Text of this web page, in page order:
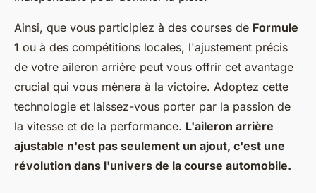
Ainsi, que vous participiez à des courses de Formule
1 ou à des compétitions locales, l'ajustement précis
de votre aileron arrière peut vous offrir cet avantage
crucial qui vous mènera à la victoire. Adoptez cette
technologie et laissez-vous porter par la passion de
la vitesse et de la performance. L'aileron arrière
ajustable n'est pas seulement un ajout, c'est une
révolution dans l'univers de la course automobile.